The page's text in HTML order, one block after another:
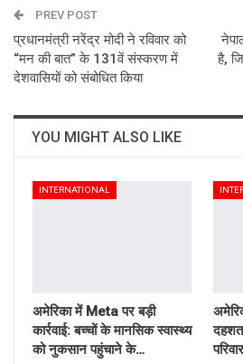
Email
PREV POST
प्रधानमंत्री नरेंद्र मोदी ने रविवार को
“मन की बात” के 131वें संस्करण में
देशवासियों को संबोधित किया
है,
YOU MIGHT ALSO LIKE
INTERNATIONAL
अमेरिका में Meta पर बड़ी
कार्रवाई: बच्चों के मानसिक स्वास्थ्य
को नुकसान पहुंचाने के…